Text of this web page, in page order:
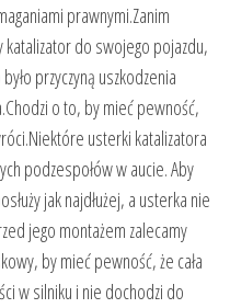
prawnymi.Zanim
do swojego pojazdu,
przyczyną uszkodzenia
o to, by mieć pewność,
usterki katalizatora
podzespołów w aucie. Aby
jak najdłużej, a usterka nie
jego montażem zalecamy
by mieć pewność, że cała
w silniku i nie dochodzi do